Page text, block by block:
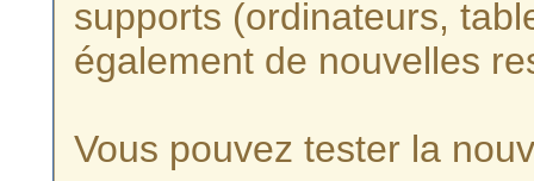
supports (ordinateurs,
également de nouvelles
Vous pouvez tester la